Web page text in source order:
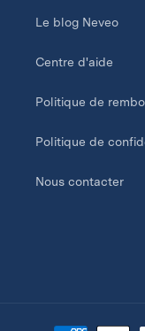
Le blog Neveo
Centre d'aide
Politique de
Politique de
Nous contacter